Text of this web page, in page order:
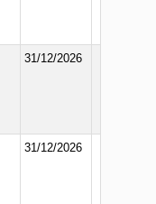
31/12/2026
31/12/2026